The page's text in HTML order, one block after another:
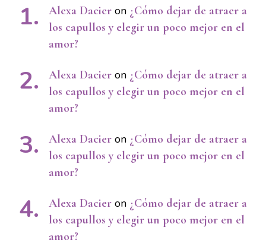
Alexa Dacier on ¿Cómo dejar de atraer a
los capullos y elegir un poco mejor en el
amor?
Alexa Dacier on ¿Cómo dejar de atraer a
los capullos y elegir un poco mejor en el
amor?
Alexa Dacier on ¿Cómo dejar de atraer a
los capullos y elegir un poco mejor en el
amor?
Alexa Dacier on ¿Cómo dejar de atraer a
los capullos y elegir un poco mejor en el
amor?